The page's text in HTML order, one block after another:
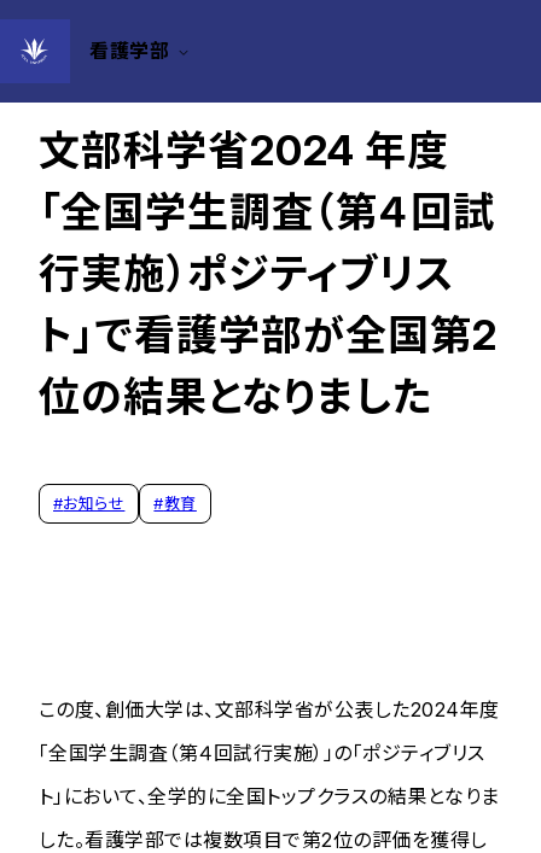
看護学部
2025年10月20日
文部科学省2024 年度
「全国学生調査（第４回試
行実施）ポジティブリス
ト」で看護学部が全国第2
位の結果となりました
#お知らせ #教育
この度、創価大学は、文部科学省が公表した2024年度
「全国学生調査（第４回試行実施）」の「ポジティブリス
ト」において、全学的に全国トップクラスの結果となりま
した。看護学部では複数項目で第2位の評価を獲得し